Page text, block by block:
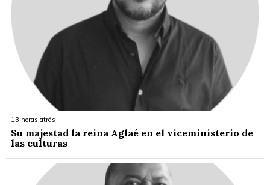
13 horas atrás
Su majestad la reina Aglaé en el viceministerio de
las culturas